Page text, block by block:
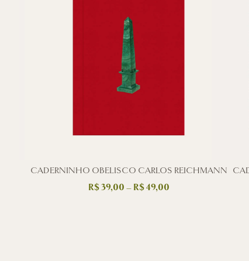
CADERNINHO OBELISCO CARLOS REICHMANN
R$39,00 – R$49,00